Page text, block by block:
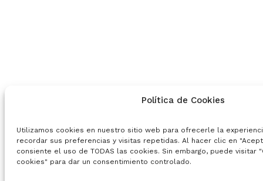
Política de Cookies
Utilizamos cookies en nuestro sitio web para ofrecerle la
recordar sus preferencias y visitas repetidas. Al hacer clic en
consiente el uso de TODAS las cookies. Sin embargo, puede visitar
cookies" para dar un consentimiento controlado.